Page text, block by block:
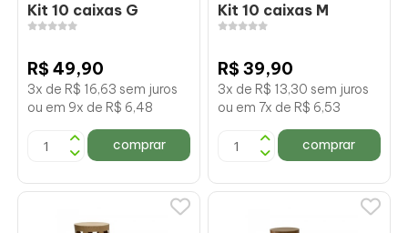
Kit 10 caixas G
R$ 49,90
3x de R$ 16,63 sem juros
ou em 9x de R$ 6,48
comprar
Kit 10 caixas M
R$ 39,90
3x de R$ 13,30 sem juros
ou em 7x de R$ 6,53
comprar